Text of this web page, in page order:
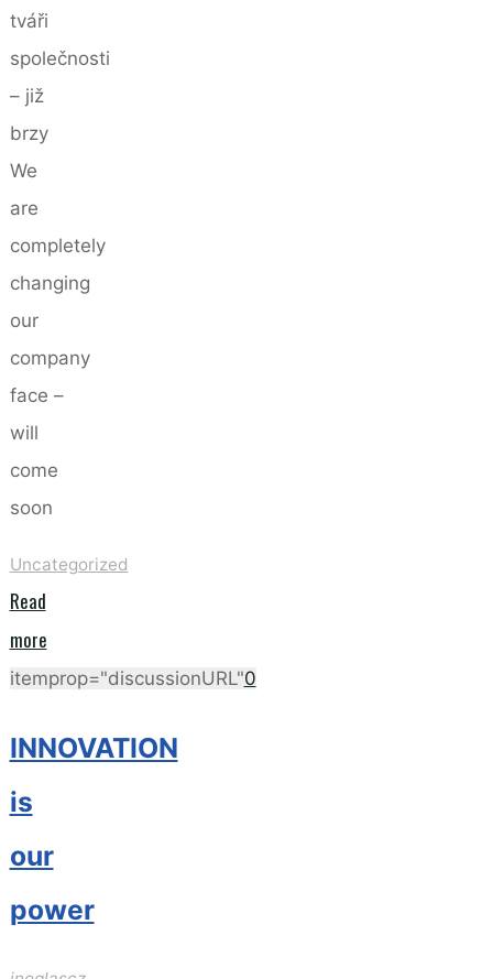
tváři
společnosti
– již
brzy
We
are
completely
changing
our
company
face –
will
come
soon
Uncategorized
Read
more"Nová
tvář/New
itemprop="discussionURL"0
INNOVATION
is
our
power